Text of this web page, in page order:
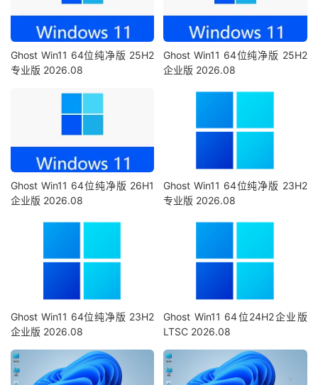
Ghost Win11 64位纯净版 25H2
专业版 2026.08
Ghost Win11 64位纯净版 25H2
企业版 2026.08
Ghost Win11 64位纯净版 26H1
企业版 2026.08
Ghost Win11 64位纯净版 23H2
专业版 2026.08
Ghost Win11 64位纯净版 23H2
企业版 2026.08
Ghost Win11 64位24H2企业版
LTSC 2026.08